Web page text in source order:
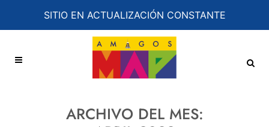
SITIO EN ACTUALIZACIÓN CONSTANTE
ARCHIVO DEL MES: